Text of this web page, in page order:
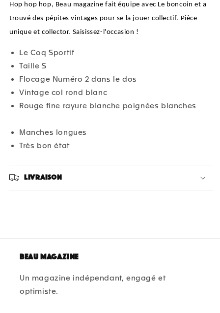
Hop hop hop, Beau magazine fait équipe avec Le boncoin et a
trouvé des pépites vintages pour se la jouer collectif. Pièce
unique et collector. Saisissez-l'occasion !
Le Coq Sportif
Taille S
Flocage Numéro 2 dans le dos
Vintage col rond blanc
Rouge fine rayure blanche poignées blanches
Manches longues
Très bon état
Livraison
Beau magazine
Un magazine indépendant, engagé et
optimiste.